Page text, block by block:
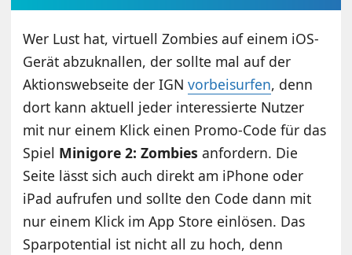
Wer Lust hat, virtuell Zombies auf einem iOS-
Gerät abzuknallen, der sollte mal auf der
Aktionswebseite der IGNvorbeisurfen, denn
dort kann aktuell jeder interessierte Nutzer
mit nur einem Klick einen Promo-Code für das
Spiel Minigore 2: Zombies anfordern. Die
Seite lässt sich auch direkt am iPhone oder
iPad aufrufen und sollte den Code dann mit
nur einem Klick im App Store einlösen. Das
Sparpotential ist nicht all zu hoch, denn